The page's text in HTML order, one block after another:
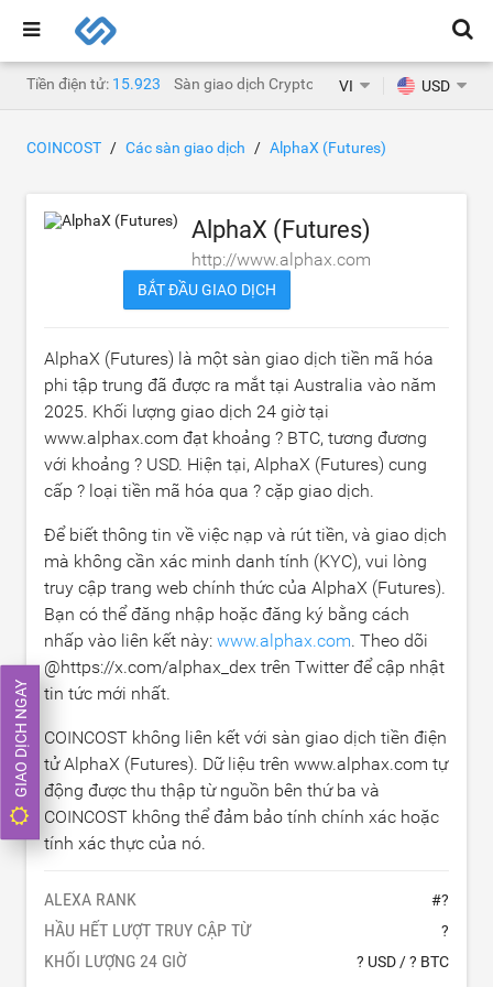
Tiền điện tử: 15.923 Sàn giao dịch Crypto: 1.468
VI USD
COINCOST Các sàn giao dịch AlphaX (Futures)
AlphaX (Futures)
http://www.alphax.com
BẮT ĐẦU GIAO DỊCH
AlphaX (Futures) là một sàn giao dịch tiền mã hóa
phi tập trung đã được ra mắt tại Australia vào năm
2025. Khối lượng giao dịch 24 giờ tại
www.alphax.com đạt khoảng ? BTC, tương đương
với khoảng ? USD. Hiện tại, AlphaX (Futures) cung
cấp ? loại tiền mã hóa qua ? cặp giao dịch.
Để biết thông tin về việc nạp và rút tiền, và giao dịch
mà không cần xác minh danh tính (KYC), vui lòng
truy cập trang web chính thức của AlphaX (Futures).
Bạn có thể đăng nhập hoặc đăng ký bằng cách
nhấp vào liên kết này: www.alphax.com. Theo dõi
@https://x.com/alphax_dex trên Twitter để cập nhật
tin tức mới nhất.
COINCOST không liên kết với sàn giao dịch tiền điện
tử AlphaX (Futures). Dữ liệu trên www.alphax.com tự
động được thu thập từ nguồn bên thứ ba và
COINCOST không thể đảm bảo tính chính xác hoặc
tính xác thực của nó.
ALEXA RANK #?
HẦU HẾT LƯỢT TRUY CẬP TỪ ?
KHỐI LƯỢNG 24 GIỜ ? USD /? BTC
GIAO DỊCH NGAY